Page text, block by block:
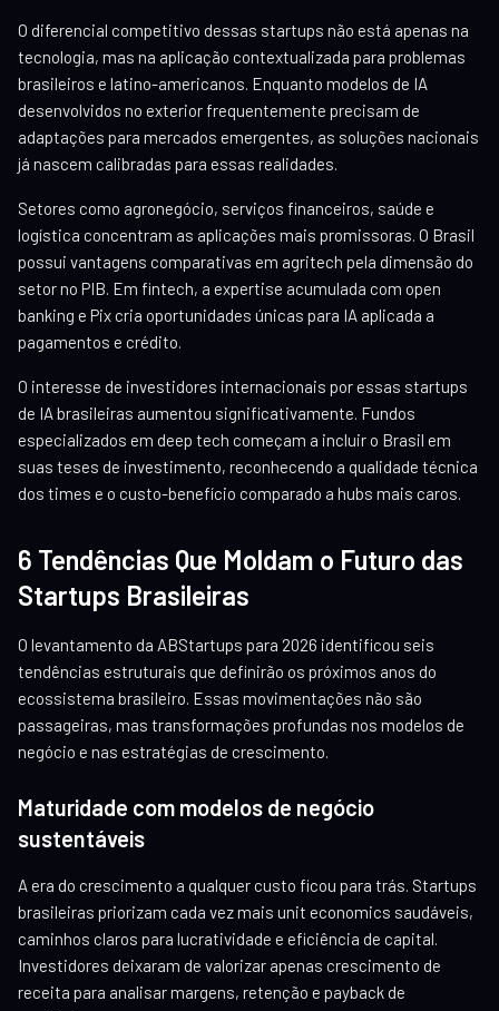
O diferencial competitivo dessas startups não está apenas na
tecnologia, mas na aplicação contextualizada para problemas
brasileiros e latino-americanos. Enquanto modelos de IA
desenvolvidos no exterior frequentemente precisam de
adaptações para mercados emergentes, as soluções nacionais
já nascem calibradas para essas realidades.
Setores como agronegócio, serviços financeiros, saúde e
logística concentram as aplicações mais promissoras. O Brasil
possui vantagens comparativas em agritech pela dimensão do
setor no PIB. Em fintech, a expertise acumulada com open
banking e Pix cria oportunidades únicas para IA aplicada a
pagamentos e crédito.
O interesse de investidores internacionais por essas startups
de IA brasileiras aumentou significativamente. Fundos
especializados em deep tech começam a incluir o Brasil em
suas teses de investimento, reconhecendo a qualidade técnica
dos times e o custo-benefício comparado a hubs mais caros.
6 Tendências Que Moldam o Futuro das
Startups Brasileiras
O levantamento da ABStartups para 2026 identificou seis
tendências estruturais que definirão os próximos anos do
ecossistema brasileiro. Essas movimentações não são
passageiras, mas transformações profundas nos modelos de
negócio e nas estratégias de crescimento.
Maturidade com modelos de negócio
sustentáveis
A era do crescimento a qualquer custo ficou para trás. Startups
brasileiras priorizam cada vez mais unit economics saudáveis,
caminhos claros para lucratividade e eficiência de capital.
Investidores deixaram de valorizar apenas crescimento de
receita para analisar margens, retenção e payback de